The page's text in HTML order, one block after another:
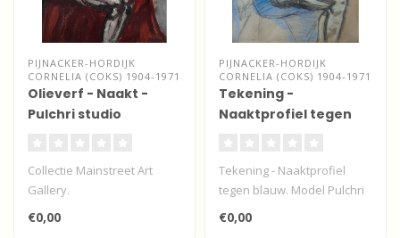
PIJNACKER-HORDIJK
CORNELIA (COKS) 1904-1971
Olieverf - Naakt -
Pulchri studio
Collectie Mainstreet Art
Gallery.
Expressionistisch
olieverfwerk niet
€0,00
PIJNACKER-HORDIJK
CORNELIA (COKS) 1904-1971
Tekening -
Naaktprofiel tegen
Tekening - Naaktprofiel
tegen blauw. Model Pulchri
studio - 1924...
€0,00